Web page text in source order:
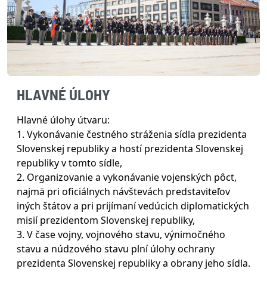
HLAVNÉ ÚLOHY
Hlavné úlohy útvaru:
1. Vykonávanie čestného stráženia sídla prezidenta
Slovenskej republiky a hostí prezidenta Slovenskej
republiky v tomto sídle,
2. Organizovanie a vykonávanie vojenských pôct,
najmä pri oficiálnych návštevách predstaviteľov
iných štátov a pri prijímaní vedúcich diplomatických
misií prezidentom Slovenskej republiky,
3. V čase vojny, vojnového stavu, výnimočného
stavu a núdzového stavu plní úlohy ochrany
prezidenta Slovenskej republiky a obrany jeho sídla.